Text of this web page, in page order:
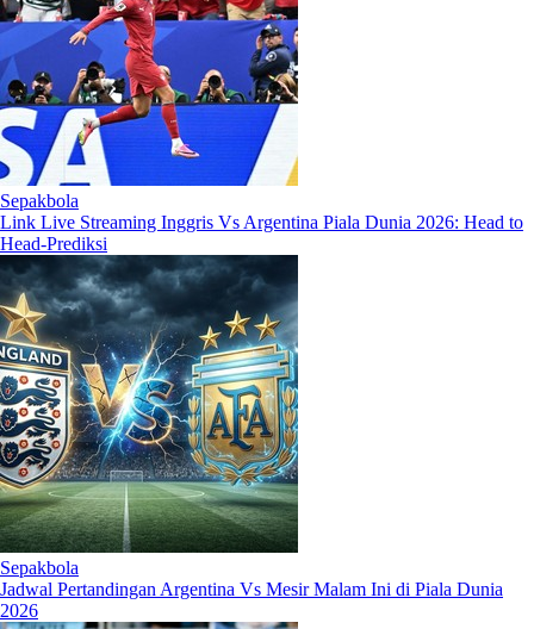
Sepakbola
Link Live Streaming Inggris Vs Argentina Piala Dunia 2026: Head to
Head-Prediksi
Sepakbola
Jadwal Pertandingan Argentina Vs Mesir Malam Ini di Piala Dunia
2026